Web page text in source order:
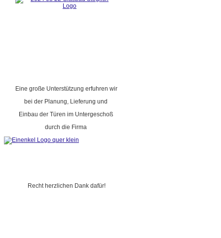
Eine große Unterstützung erfuhren wir
bei der Planung, Lieferung und
Einbau der Türen im Untergeschoß
durch die Firma
Recht herzlichen Dank dafür!